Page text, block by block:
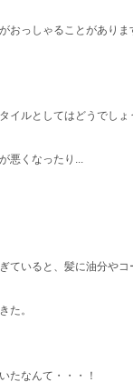
おっしゃることがありま
イルとしてはどうでしょ
悪くなったり...
ていると、髪に油分や
た。
たなんて・・・！